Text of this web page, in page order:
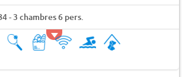
- 3 chambres 6 pers.